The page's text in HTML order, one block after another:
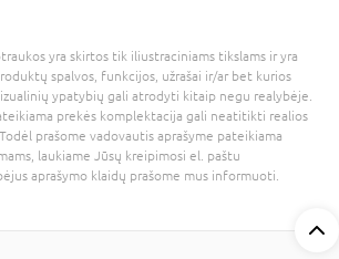
yra skirtos tik iliustraciniams tikslams ir yra
spalvos, funkcijos, užrašai ir/ar bet kurios
ypatybių gali atrodyti kitaip negu realybėje.
prekės komplektacija gali neatitikti realios
prašome vadovautis aprašyme pateikiama
laukiame Jūsų kreipimosi el. paštu
aprašymo klaidų prašome mus informuoti.